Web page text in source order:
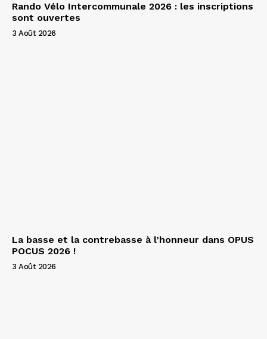
Rando Vélo Intercommunale 2026 : les inscriptions
sont ouvertes
3 Août 2026
La basse et la contrebasse à l’honneur dans OPUS
POCUS 2026 !
3 Août 2026